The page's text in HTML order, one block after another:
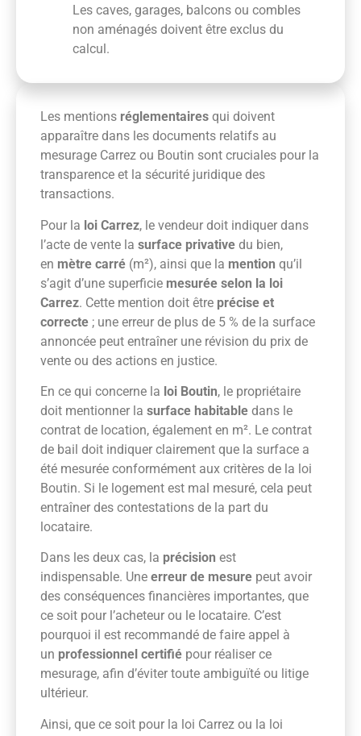
Les caves, garages, balcons ou combles
non aménagés doivent être exclus du
calcul.
Les mentions réglementaires qui doivent
apparaître dans les documents relatifs au
mesurage Carrez ou Boutin sont cruciales pour la
transparence et la sécurité juridique des
transactions.
Pour la loi Carrez, le vendeur doit indiquer dans
l’acte de vente la surface privative du bien,
en mètre carré (m²), ainsi que la mention qu’il
s’agit d’une superficie mesurée selon la loi
Carrez. Cette mention doit être précise et
correcte ; une erreur de plus de 5 % de la surface
annoncée peut entraîner une révision du prix de
vente ou des actions en justice.
En ce qui concerne la loi Boutin, le propriétaire
doit mentionner la surface habitable dans le
contrat de location, également en m². Le contrat
de bail doit indiquer clairement que la surface a
été mesurée conformément aux critères de la loi
Boutin. Si le logement est mal mesuré, cela peut
entraîner des contestations de la part du
locataire.
Dans les deux cas, la précision est
indispensable. Une erreur de mesure peut avoir
des conséquences financières importantes, que
ce soit pour l’acheteur ou le locataire. C’est
pourquoi il est recommandé de faire appel à
un professionnel certifié pour réaliser ce
mesurage, afin d’éviter toute ambiguïté ou litige
ultérieur.
Ainsi, que ce soit pour la loi Carrez ou la loi